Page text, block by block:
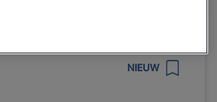
NIEUW